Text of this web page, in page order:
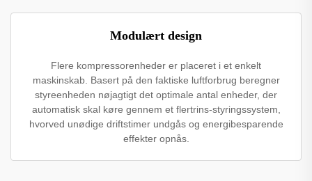
Modulært design
Flere kompressorenheder er placeret i et enkelt
maskinskab. Basert på den faktiske luftforbrug beregner
styreenheden nøjagtigt det optimale antal enheder, der
automatisk skal køre gennem et flertrins-styringssystem,
hvorved unødige driftstimer undgås og energibesparende
effekter opnås.